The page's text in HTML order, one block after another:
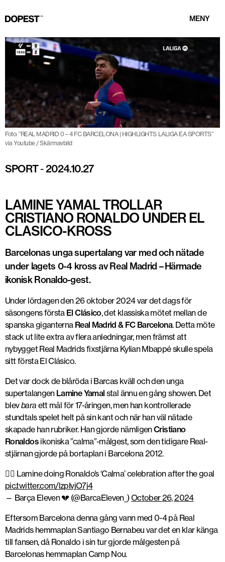
MENY
Foto: ”REAL MADRID 0 – 4 FC BARCELONA | HIGHLIGHTS LALIGA EA SPORTS”
via Youtube / Skärmavbild
SPORT- 2024.10.27
LAMINE YAMAL TROLLAR
CRISTIANO RONALDO UNDER EL
CLASICO-KROSS
Barcelonas unga supertalang var med och nätade
under lagets 0-4 kross av Real Madrid – Härmade
ikonisk Ronaldo-gest.
Under lördagen den 26 oktober 2024 var det dags för
säsongens första El Clásico, det klassiska mötet mellan de
spanska giganterna Real Madrid & FC Barcelona. Detta möte
stack ut lite extra av flera anledningar, men främst att
nybygget Real Madrids fixstjärna Kylian Mbappé skulle spela
sitt första El Clásico.
Det var dock de blåröda i Barcas kväll och den unga
supertalangen Lamine Yamal stal ännu en gång showen. Det
blevbara ett mål för 17-åringen, men han kontrollerade
stundtals spelet helt på sin kant och när han väl nätade
skapade han rubriker. Han gjorde nämligenCristiano
Ronaldosikoniska ”calma”-målgest, som den tidigare Real-
stjärnan gjorde på bortaplan i Barcelona 2012.
😮‍💨 Lamine doing Ronaldo’s ‘Calma’ celebration after the goal
pic.twitter.com/lzpIvjO7j4
— Barça Eleven 💔 (@BarcaEleven_)October 26, 2024
Eftersom Barcelona denna gång vann med 0-4 på Real
Madrids hemmaplan Santiago Bernabeu var det en klar känga
till fansen, då Ronaldo i sin tur gjorde målgesten på
Barcelonas hemmaplan Camp Nou.